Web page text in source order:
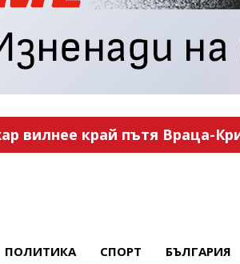
вилнее край пътя Враца-
ПОЛИТИКА СПОРТ БЪЛГАРИЯ